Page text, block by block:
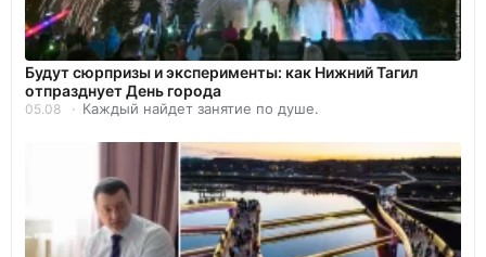
Будут сюрпризы и эксперименты: как Нижний Тагил
отпразднует День города
05.08 Каждый найдет занятие по душе.